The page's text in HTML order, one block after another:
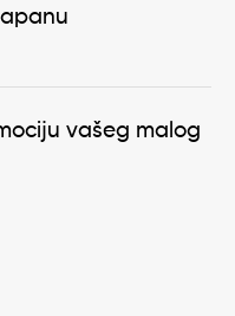
vašeg malog